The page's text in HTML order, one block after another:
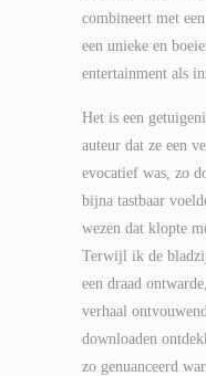
combineert met
een unieke en
entertainment als
Het is een
auteur dat ze een
evocatief was, zo
bijna tastbaar
wezen dat klopte
Terwijl ik de
een draad
verhaal
downloaden
zo genuanceerd